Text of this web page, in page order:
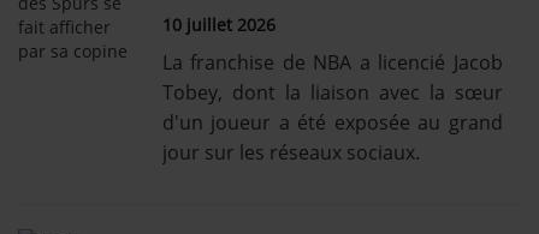
10 juillet 2026
La franchise de NBA a licencié Jacob
Tobey, dont la liaison avec la sœur
d'un joueur a été exposée au grand
jour sur les réseaux sociaux.